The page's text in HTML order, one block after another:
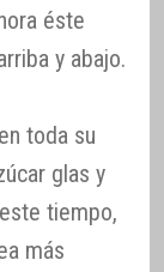
éste
y abajo.
toda su
glas y
tiempo,
más